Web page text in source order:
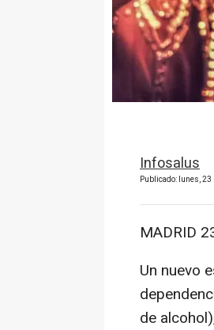
Infosalus
Publicado: lunes,
MADRID
Un nuevo
de